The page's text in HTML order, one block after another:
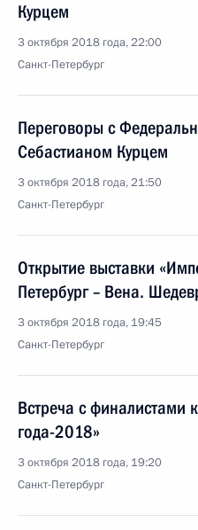
Курцем
3 октября 2018 года, 22:00
Санкт-Петербург
Переговоры с
Себастианом Курцем
3 октября 2018 года, 21:50
Санкт-Петербург
Открытие выставки
Петербург – Вена.
3 октября 2018 года, 19:45
Санкт-Петербург
Встреча с финалистами
года-2018»
3 октября 2018 года, 19:20
Санкт-Петербург